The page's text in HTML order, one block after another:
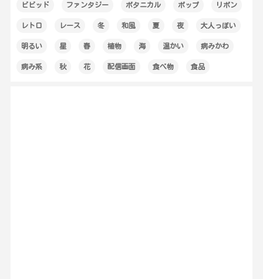
ビビッド ファンタジー ボタニカル ポップ リボン
レトロ レース 冬 和風 夏 夜 大人っぽい
明るい 星 春 植物 海 温かい 病みかわ
病み系 秋 花 配信画面 食べ物 食品